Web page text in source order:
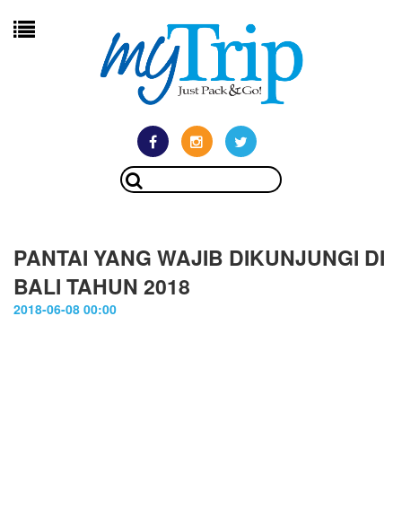
PANTAI YANG WAJIB DIKUNJUNGI DI
BALI TAHUN 2018
2018-06-08 00:00